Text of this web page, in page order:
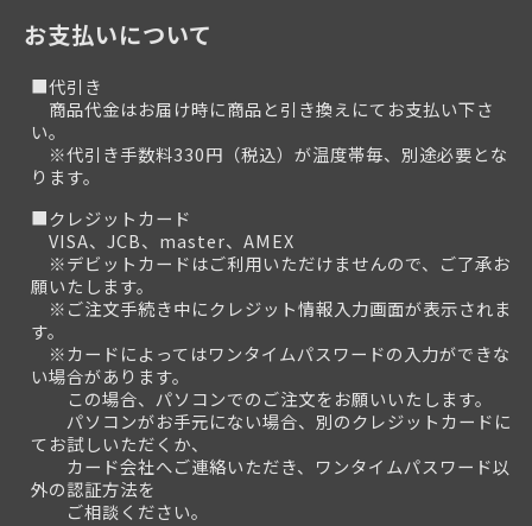
お支払いについて
■代引き
商品代金はお届け時に商品と引き換えにてお支払い下さ
い。
※代引き手数料330円（税込）が温度帯毎、別途必要とな
ります。
■クレジットカード
VISA、JCB、master、AMEX
※デビットカードはご利用いただけませんので、ご了承お
願いたします。
※ご注文手続き中にクレジット情報入力画面が表示されま
す。
※カードによってはワンタイムパスワードの入力ができな
い場合があります。
この場合、パソコンでのご注文をお願いいたします。
パソコンがお手元にない場合、別のクレジットカードに
てお試しいただくか、
カード会社へご連絡いただき、ワンタイムパスワード以
外の認証方法を
ご相談ください。